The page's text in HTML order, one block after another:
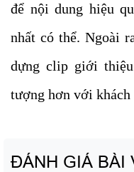
để nội dung hiệu
nhất có thể. Ngoài
dựng clip giới
tượng hơn với khách
ĐÁNH GIÁ BÀI